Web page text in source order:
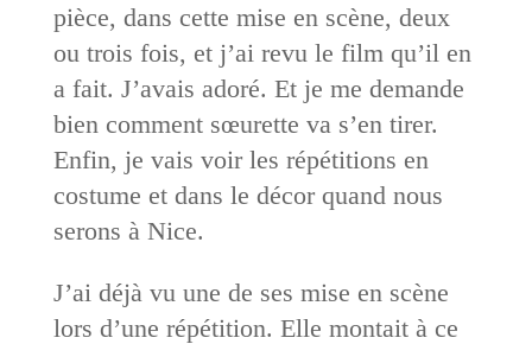
pièce, dans cette mise en scène, deux
ou trois fois, et j’ai revu le film qu’il en
a fait. J’avais adoré. Et je me demande
bien comment sœurette va s’en tirer.
Enfin, je vais voir les répétitions en
costume et dans le décor quand nous
serons à Nice.
J’ai déjà vu une de ses mise en scène
lors d’une répétition. Elle montait à ce